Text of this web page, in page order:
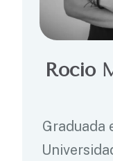
Rocio
Graduada